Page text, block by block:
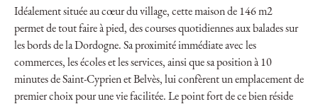
Idéalement située au cœur du village, cette maison de 146 m2
permet de tout faire à pied, des courses quotidiennes aux balades sur
les bords de la Dordogne. Sa proximité immédiate avec les
commerces, les écoles et les services, ainsi que sa position à 10
minutes de Saint-Cyprien et Belvès, lui confèrent un emplacement de
premier choix pour une vie facilitée. Le point fort de ce bien réside